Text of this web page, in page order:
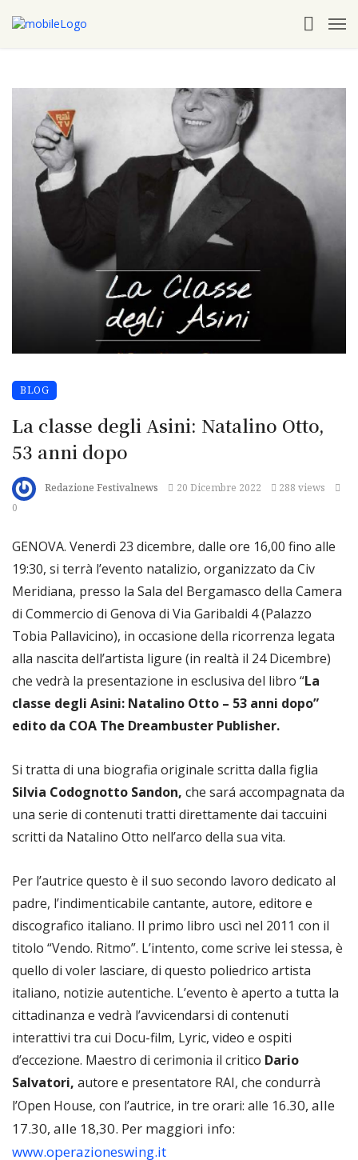
BLOG
La classe degli Asini: Natalino Otto,
53 anni dopo
Redazione Festivalnews 20 Dicembre 2022
288 views
0
GENOVA. Venerdì 23 dicembre, dalle ore 16,00 fino alle
19:30, si terrà l’evento natalizio, organizzato da Civ
Meridiana, presso la Sala del Bergamasco della Camera
di Commercio di Genova di Via Garibaldi 4 (Palazzo
Tobia Pallavicino), in occasione della ricorrenza legata
alla nascita dell’artista ligure (in realtà il 24 Dicembre)
che vedrà la presentazione in esclusiva del libro “La
classe degli Asini: Natalino Otto – 53 anni dopo”
edito da COA The Dreambuster Publisher.
Si tratta di una biografia originale scritta dalla figlia
Silvia Codognotto Sandon, che sará accompagnata da
una serie di contenuti tratti direttamente dai taccuini
scritti da Natalino Otto nell’arco della sua vita.
Per l’autrice questo è il suo secondo lavoro dedicato al
padre, l’indimenticabile cantante, autore, editore e
discografico italiano. Il primo libro uscì nel 2011 con il
titolo “Vendo. Ritmo”. L’intento, come scrive lei stessa, è
quello di voler lasciare, di questo poliedrico artista
italiano, notizie autentiche. L’evento è aperto a tutta la
cittadinanza e vedrà l’avvicendarsi di contenuti
interattivi tra cui Docu-film, Lyric, video e ospiti
d’eccezione. Maestro di cerimonia il critico Dario
Salvatori, autore e presentatore RAI, che condurrà
l’Open House, con l’autrice, in tre orari: alle 16.30, alle
17.30, alle 18,30. Per maggiori info:
www.operazioneswing.it